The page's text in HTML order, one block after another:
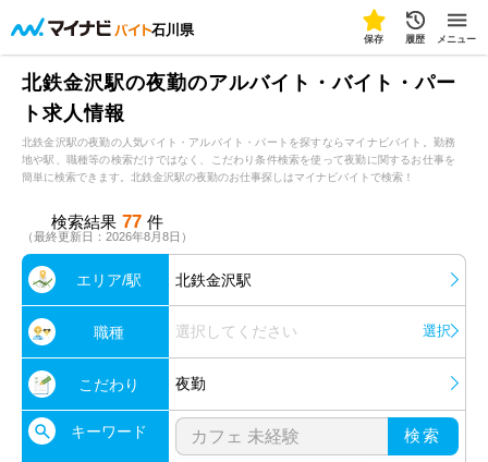
石川県
保存 履歴 メニュー
北鉄金沢駅の夜勤のアルバイト・バイト・パー
ト求人情報
北鉄金沢駅の夜勤の人気バイト・アルバイト・パートを探すならマイナビバイト。勤務
地や駅、職種等の検索だけではなく、こだわり条件検索を使って夜勤に関するお仕事を
簡単に検索できます。北鉄金沢駅の夜勤のお仕事探しはマイナビバイトで検索！
検索結果 77 件
（最終更新日：2026年8月8日）
エリア/駅 北鉄金沢駅
職種 選択してください 選択
こだわり 夜勤
キーワード 検索